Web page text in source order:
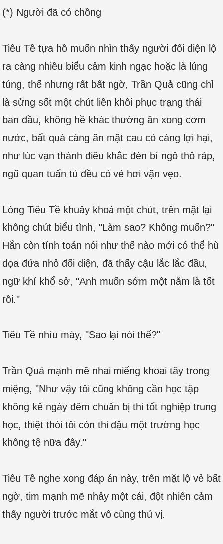
(*) Người đã có chồng
Tiêu Tề tựa hồ muốn nhìn thấy người đối diện lộ
ra càng nhiều biểu cảm kinh ngạc hoặc là lúng
túng, thế nhưng rất bất ngờ, Trần Quả cũng chỉ
là sửng sốt một chút liền khôi phục trạng thái
ban đầu, không hề khác thường ăn xong cơm
nước, bất quá càng ăn mặt cau có càng lợi hại,
như lúc vạn thánh điêu khắc đèn bí ngô thô ráp,
ngũ quan tuấn tú đều có vẻ hơi vặn vẹo.
Lòng Tiêu Tề khuây khoả một chút, trên mặt lại
không chút biểu tình, "Làm sao? Không muốn?"
Hắn còn tính toán nói như thế nào mới có thể hù
dọa đứa nhỏ đối diện, đã thấy cậu lắc lắc đầu,
ngữ khí khổ sở, "Anh muốn sớm một năm là tốt
rồi."
Tiêu Tề nhíu mày, "Sao lại nói thế?"
Trần Quả mạnh mẽ nhai miếng khoai tây trong
miệng, "Như vậy tôi cũng không cần học tập
không kể ngày đêm chuẩn bị thi tốt nghiệp trung
học, thiệt thòi tôi còn thi đậu một trường học
không tệ nữa đây."
Tiêu Tề nghe xong đáp án này, trên mặt lộ vẻ bất
ngờ, tim mạnh mẽ nhảy một cái, đột nhiên cảm
thấy người trước mắt vô cùng thú vị.